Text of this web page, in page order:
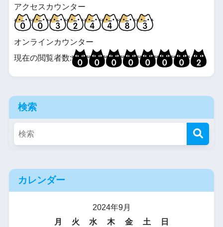
アクセスカウンター
オンラインカウンター
現在の閲覧者数:
検索
カレンダー
2024年9月
月
火 水 木 金 土
日